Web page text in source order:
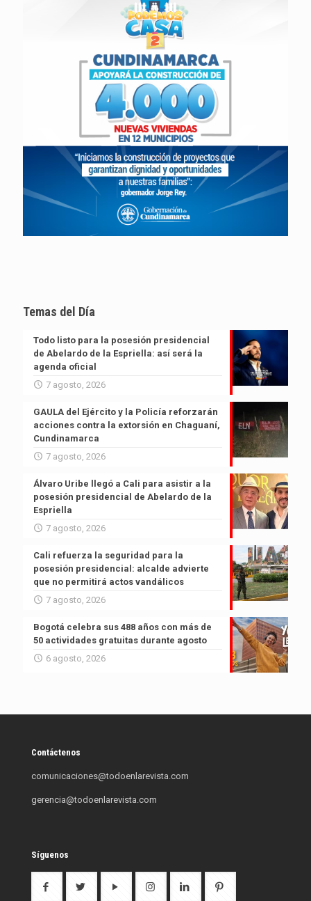
Temas del Día
Todo listo para la posesión presidencial
de Abelardo de la Espriella: así será la
agenda oficial
7 agosto, 2026
GAULA del Ejército y la Policía reforzarán
acciones contra la extorsión en Chaguaní,
Cundinamarca
7 agosto, 2026
Álvaro Uribe llegó a Cali para asistir a la
posesión presidencial de Abelardo de la
Espriella
7 agosto, 2026
Cali refuerza la seguridad para la
posesión presidencial: alcalde advierte
que no permitirá actos vandálicos
7 agosto, 2026
Bogotá celebra sus 488 años con más de
50 actividades gratuitas durante agosto
6 agosto, 2026
Contáctenos
comunicaciones@todoenlarevista.com
gerencia@todoenlarevista.com
Síguenos